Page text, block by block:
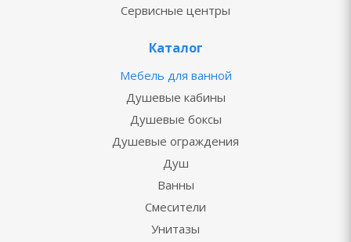
Сервисные центры
Каталог
Мебель для ванной
Душевые кабины
Душевые боксы
Душевые ограждения
Душ
Ванны
Смесители
Унитазы